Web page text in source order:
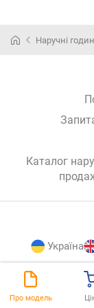
Про модель
Наручні
Каталог
Україна
© E-Katalog, 2026